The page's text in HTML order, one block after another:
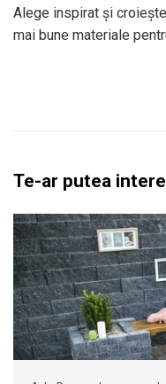
Alege inspirat și
mai bune materiale
Te-ar putea